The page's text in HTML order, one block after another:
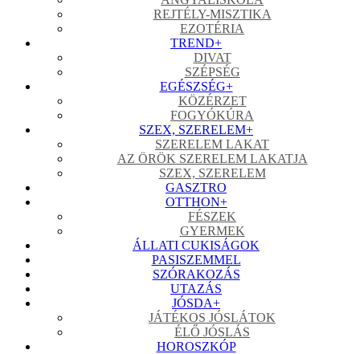
REJTÉLY-MISZTIKA
EZOTÉRIA
TREND+
DIVAT
SZÉPSÉG
EGÉSZSÉG+
KÖZÉRZET
FOGYÓKÚRA
SZEX, SZERELEM+
SZERELEM LAKAT
AZ ÖRÖK SZERELEM LAKATJA
SZEX, SZERELEM
GASZTRO
OTTHON+
FÉSZEK
GYERMEK
ÁLLATI CUKISÁGOK
PASISZEMMEL
SZÓRAKOZÁS
UTAZÁS
JÓSDA+
JÁTÉKOS JÓSLÁTOK
ÉLŐ JÓSLÁS
HOROSZKÓP